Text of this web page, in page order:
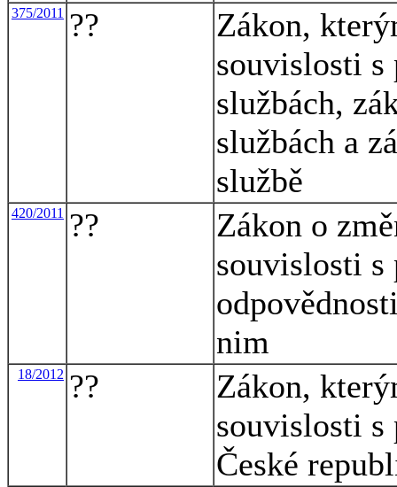
375/2011 ??
Zákon,
souvislosti
službách,
službách a
službě
420/2011 ??
Zákon o
souvislosti
nim
18/2012 ??
Zákon,
souvislosti s
České